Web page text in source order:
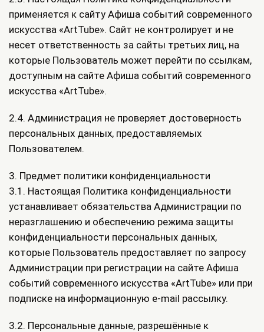
применяется к сайту Афиша событий современного
искусства «ArtTube». Сайт не контролирует и не
несет ответственность за сайты третьих лиц, на
которые Пользователь может перейти по ссылкам,
доступным на сайте Афиша событий современного
искусства «ArtTube».
2.4. Администрация не проверяет достоверность
персональных данных, предоставляемых
Пользователем.
3. Предмет политики конфиденциальности
3.1. Настоящая Политика конфиденциальности
устанавливает обязательства Администрации по
неразглашению и обеспечению режима защиты
конфиденциальности персональных данных,
которые Пользователь предоставляет по запросу
Администрации при регистрации на сайте Афиша
событий современного искусства «ArtTube» или при
подписке на информационную e-mail рассылку.
3.2. Персональные данные, разрешённые к